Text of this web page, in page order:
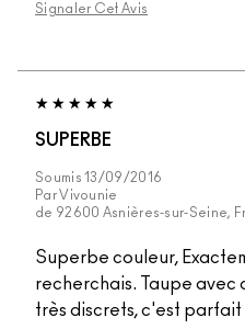
Signaler Cet Avis
SUPERBE
Soumis13/09/2016
ParVivounie
de 92600 Asnières-sur-Seine,
Superbe couleur,
recherchais. Taupe avec
très discrets, c'est